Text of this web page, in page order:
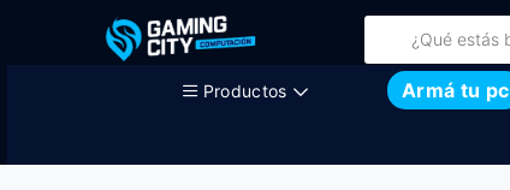
Productos Armá tu pc